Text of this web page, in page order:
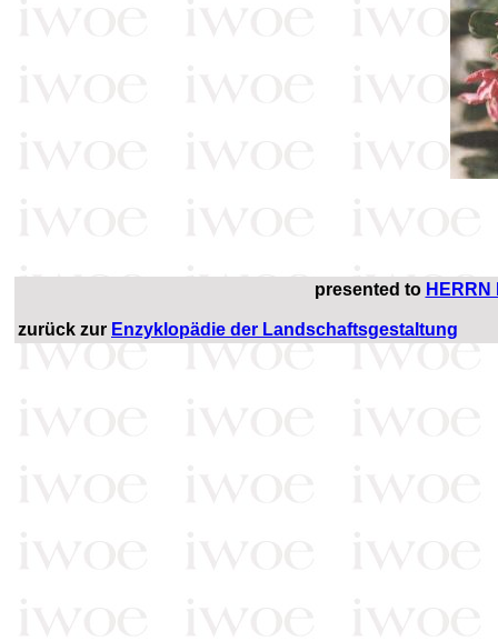
presented to
zurück zur Enzyklopädie der Landschaftsgestaltung